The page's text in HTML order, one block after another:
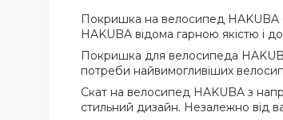
Покришка на велосипед HAKUBA -
HAKUBA відома гарною якістю і
Покришка для велосипеда
потреби найвимогливіших
Скат на велосипед HAKUBA з
стильний дизайн. Незалежно від